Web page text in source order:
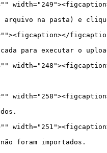
arquivo na pasta) e
para executar o
foram importados.